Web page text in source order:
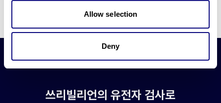
Allow selection
Deny
쓰리빌리언의 유전자 검사로